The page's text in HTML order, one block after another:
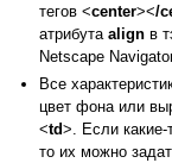
тегов <center></
атрибута align в
Netscape
Все
цвет фона или
<td>. Если какие-
то их можно